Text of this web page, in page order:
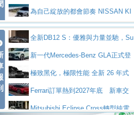
迴 結合生活體驗、交通安全與購車優惠
為自己綻放的都會節奏 NISSAN KI
CKS SAKURA為品味獨具層峰買家打造的頂級座
駕，MAZDA CX-90 33T AWD Premium Ca
ptain Seat
EV
技的座駕! Ford Territory中型油電休旅
SO Super Great今日在台登場，結合先進安
全新DB12 S：優雅與力量並馳，Su
per Tourer的顛峰之作
新一代Mercedes-Benz GLA正式登
場 續航最高657公里、支援320kW快充
極致黑化，極限性能 全新 26 年式
DEFENDER OCTA BLACK 限量登台
Ferrari訂單熱到2027年底 新車交
付至少得等一年以上
Mitsubishi Eclipse Cross轉型純電